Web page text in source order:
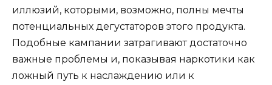
иллюзий, которыми, возможно, полны мечты
потенциальных дегустаторов этого продукта.
Подобные кампании затрагивают достаточно
важные проблемы и, показывая наркотики как
ложный путь к наслаждению или к